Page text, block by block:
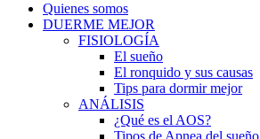
Quienes somos
DUERME MEJOR
FISIOLOGÍA
El sueño
El ronquido y sus causas
Tips para dormir mejor
ANÁLISIS
¿Qué es el AOS?
Tipos de Apnea del sueño